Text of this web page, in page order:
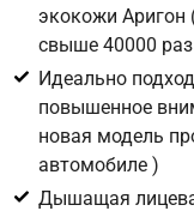
Соглашение об
Для
персональных
в поле ниже цифру
экокожи Аригон
свыше 40000 раз
Идеально
повышенное
новая модель
автомобиле )
Дышащая